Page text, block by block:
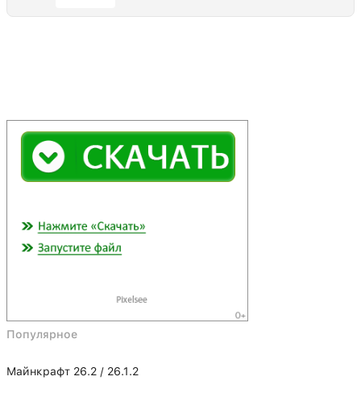
Популярное
Майнкрафт 26.2 / 26.1.2